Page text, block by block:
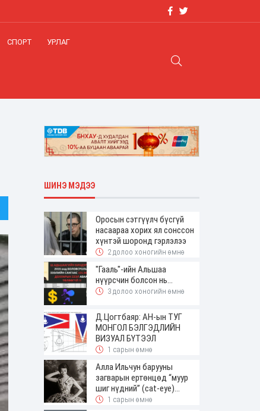
СПОРТ УРЛАГ
ШИНЭ МЭДЭЭ
Оросын сэтгүүлч бүсгүй
насаараа хорих ял сонссон
хүнтэй шоронд гэрлэлээ
2 долоо хоногийн өмнө
"Гааль"-ийн Альшаа
нүүрсчин болсон нь...
3 долоо хоногийн өмнө
Д.Цогтбаяр: АН-ын ТУГ
МОНГОЛ БЭЛГЭДЛИЙН
ВИЗУАЛ БҮТЭЭЛ
1 сарын өмнө
Алла Ильчун барууны
загварын ертөнцөд “муур
шиг нүдний” (cat-eye)
будалтын трендийг оруулж
1 сарын өмнө